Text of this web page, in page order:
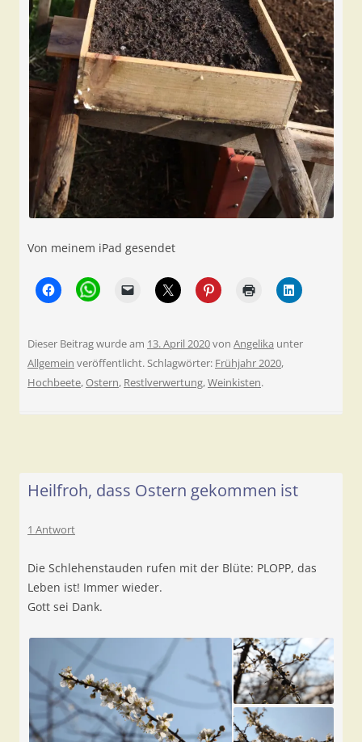
Von meinem iPad gesendet
Dieser Beitrag wurde am 13. April 2020von Angelika unter
Allgemein veröffentlicht. Schlagwörter: Frühjahr 2020,
Hochbeete,Ostern, Restlverwertung,Weinkisten.
Heilfroh, dass Ostern gekommen ist
1 Antwort
Die Schlehenstauden rufen mit der Blüte: PLOPP, das
Leben ist! Immer wieder.
Gott sei Dank.